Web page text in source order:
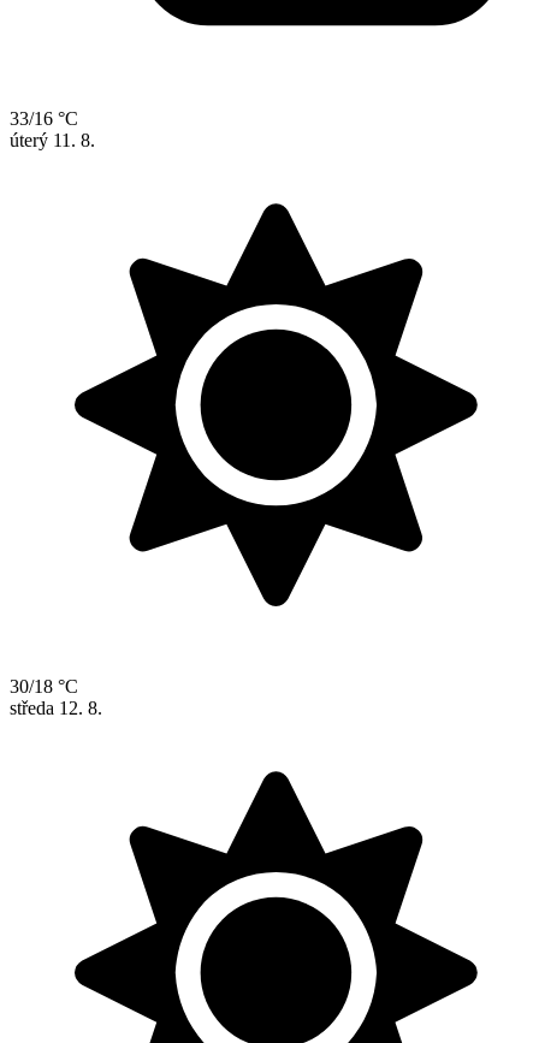
33/16 °C
úterý 11. 8.
30/18 °C
středa 12. 8.